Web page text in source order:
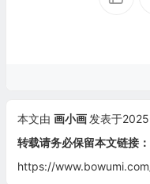
本文由 画小画 发表于
转载请务必保留本文链接：
https://